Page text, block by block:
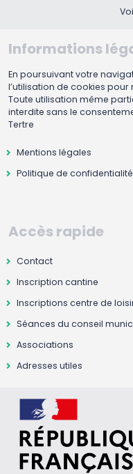
Informations
En poursuivant votre
l’utilisation de cookies
Toute utilisation même
interdite sans le
Tertre
Mentions légales
Politique de confidentialité
Accès rapide
Contact
Inscription cantine
Inscriptions centre de
Séances du conseil
Associations
Adresses utiles